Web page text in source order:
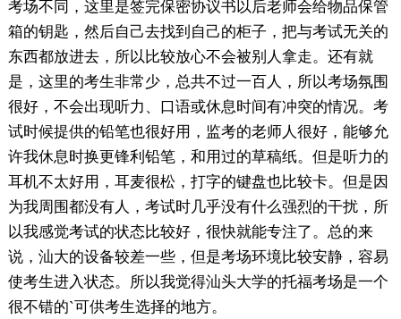
考场不同，这里是签完保密协议书以后老师会给物品保管
箱的钥匙，然后自己去找到自己的柜子，把与考试无关的
东西都放进去，所以比较放心不会被别人拿走。还有就
是，这里的考生非常少，总共不过一百人，所以考场氛围
很好，不会出现听力、口语或休息时间有冲突的情况。考
试时候提供的铅笔也很好用，监考的老师人很好，能够允
许我休息时换更锋利铅笔，和用过的草稿纸。但是听力的
耳机不太好用，耳麦很松，打字的键盘也比较卡。但是因
为我周围都没有人，考试时几乎没有什么强烈的干扰，所
以我感觉考试的状态比较好，很快就能专注了。总的来
说，汕大的设备较差一些，但是考场环境比较安静，容易
使考生进入状态。所以我觉得汕头大学的托福考场是一个
很不错的`可供考生选择的地方。